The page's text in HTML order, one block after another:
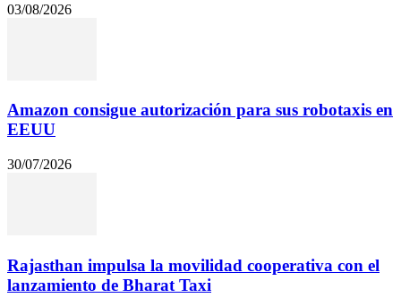
03/08/2026
Amazon consigue autorización para sus robotaxis en
EEUU
30/07/2026
Rajasthan impulsa la movilidad cooperativa con el
lanzamiento de Bharat Taxi